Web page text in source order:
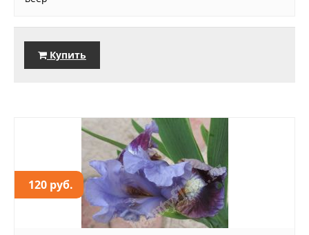
Купить
120 руб.